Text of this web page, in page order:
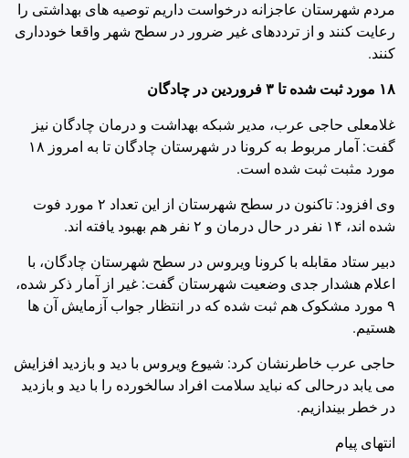
مردم شهرستان عاجزانه درخواست داریم توصیه های بهداشتی را
رعایت کنند و از ترددهای غیر ضرور در سطح شهر واقعا خودداری
کنند.
۱۸ مورد ثبت شده تا ۳ فروردین در چادگان
غلامعلی حاجی عرب، مدیر شبکه بهداشت و درمان چادگان نیز
گفت: آمار مربوط به کرونا در شهرستان چادگان تا به امروز ۱۸
مورد مثبت ثبت شده است.
وی افزود: تاکنون در سطح شهرستان از این تعداد ۲ مورد فوت
شده اند، ۱۴ نفر در حال درمان و ۲ نفر هم بهبود یافته اند.
دبیر ستاد مقابله با کرونا ویروس در سطح شهرستان چادگان، با
اعلام هشدار جدی وضعیت شهرستان گفت: غیر از آمار ذکر شده،
۹ مورد مشکوک هم ثبت شده که در انتظار جواب آزمایش آن ها
هستیم.
حاجی عرب خاطرنشان کرد: شیوع ویروس با دید و بازدید افزایش
می یابد درحالی که نباید سلامت افراد سالخورده را با دید و بازدید
در خطر بیندازیم.
انتهای پیام